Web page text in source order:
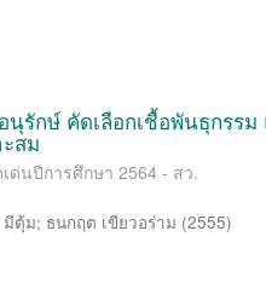
นุรักษ์ คัดเลือกเชื้อพันธุกรรม
สม
ด่นปีการศึกษา 2564 - สว.
มีตุ้ม; ธนกฤต เขียวอร่าม (2555)